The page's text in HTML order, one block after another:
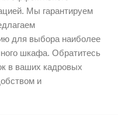
Мы гарантируем
для выбора наиболее
шкафа. Обратитесь
в ваших кадровых
и